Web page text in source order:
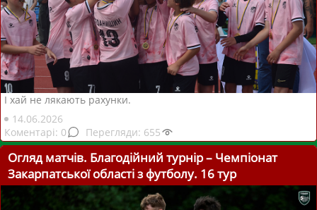
І хай не лякають рахунки.
14.06.2026
0
655
Огляд матчів. Благодійний турнір – Чемпіонат
Закарпатської області з футболу. 16 тур